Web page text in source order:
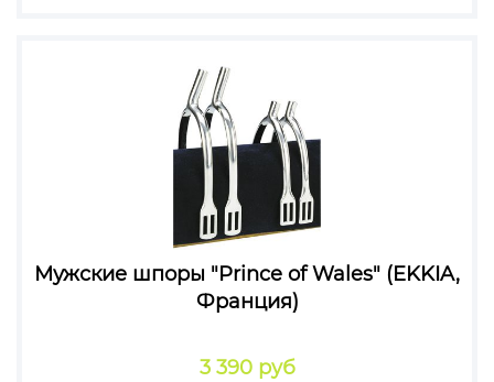
Мужские шпоры "Prince of Wales" (EKKIA,
Франция)
3 390 руб